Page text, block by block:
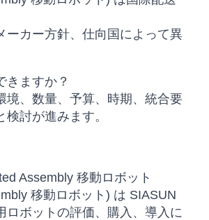
ーカー方針、仕向国によって異
きますか？
境、数量、予算、時期、統合要
討が進みます。
Assembly 移動ロボット
移動ロボット) は SIASUN
ロボットの評価、購入、導入に